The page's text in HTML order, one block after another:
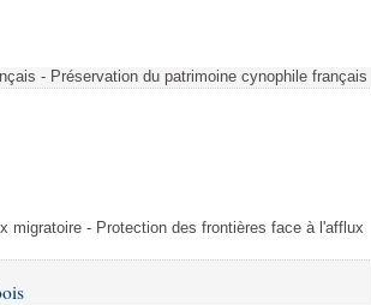
- Préservation du patrimoine cynophile français
migratoire - Protection des frontières face à l'afflux